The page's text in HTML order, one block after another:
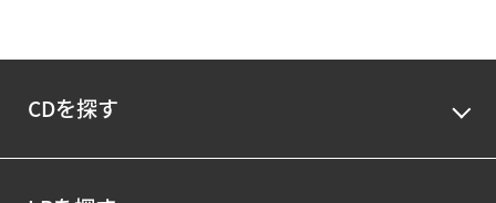
CDを探す